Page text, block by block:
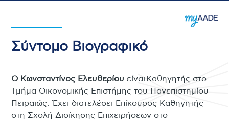
Σύντομο Βιογραφικό
Ο Κωνσταντίνος Ελευθερίου είναι Καθηγητής στο
Τμήμα Οικονομικής Επιστήμης του Πανεπιστημίου
Πειραιώς. Έχει διατελέσει Επίκουρος Καθηγητής
στη Σχολή Διοίκησης Επιχειρήσεων στο